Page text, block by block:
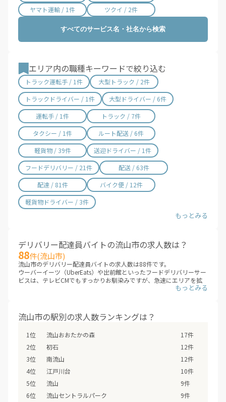
香川県 / 501件
愛媛県 / 436件
佐賀県 / 193件
長崎県 / 395件
沖縄県 / 264件
ヤマト運輸 / 1件
ツクイ / 2件
すべてのサービス名・社名から検索
エリア内の職種キーワードで絞り込む
トラック運転手 / 1件
大型トラック / 2件
トラックドライバー / 1件
大型ドライバー / 6件
運転手 / 1件
トラック / 7件
タクシー / 1件
ルート配送 / 6件
軽貨物 / 39件
送迎ドライバー / 1件
フードデリバリー / 21件
配送 / 63件
配達 / 81件
バイク便 / 12件
軽貨物ドライバー / 3件
デリバリー配達員バイトの流山市の求人数は？
88件(流山市)
流山市のデリバリー配達員バイトの求人数は88件です。
ウーバーイーツ（UberEats）や出前館といったフードデリバリーサー
ビスは、テレビCMでもすっかりお馴染みですが、急速にエリアを拡
大しています。これまでサービスが提供されていないエリアも、次々
流山市のエリアに、新しいデリバリー配達員バイトが追加されていな
いか、ぜひチェックしてみてください。
※2026年08月最新
流山市の駅別の求人数ランキングは？
流山おおたかの森
17件
初石
12件
南流山
12件
江戸川台
10件
流山
9件
流山セントラルパーク
9件